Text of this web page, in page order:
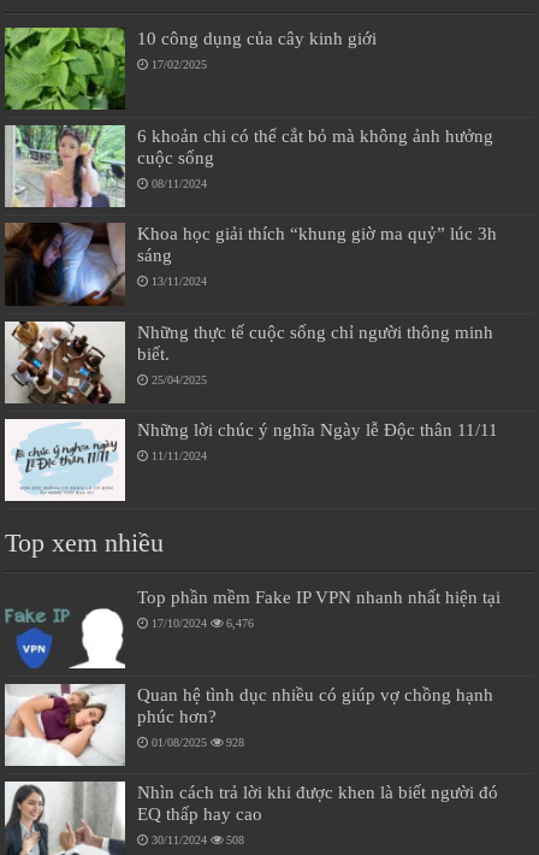
10 công dụng của cây kinh giới
17/02/2025
6 khoản chi có thể cắt bỏ mà không ảnh hưởng
cuộc sống
08/11/2024
Khoa học giải thích “khung giờ ma quỷ” lúc 3h
sáng
13/11/2024
Những thực tế cuộc sống chỉ người thông minh
biết.
25/04/2025
Những lời chúc ý nghĩa Ngày lễ Độc thân 11/11
11/11/2024
Top xem nhiều
Top phần mềm Fake IP VPN nhanh nhất hiện tại
17/10/2024 6,476
Quan hệ tình dục nhiều có giúp vợ chồng hạnh
phúc hơn?
01/08/2025 928
Nhìn cách trả lời khi được khen là biết người đó
EQ thấp hay cao
30/11/2024 508